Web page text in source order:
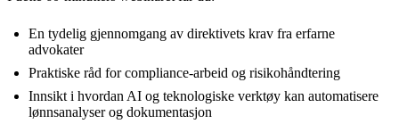
En tydelig gjennomgang av direktivets krav fra erfarne
advokater
Praktiske råd for compliance-arbeid og risikohåndtering
Innsikt i hvordan AI og teknologiske verktøy kan automatisere
lønnsanalyser og dokumentasjon